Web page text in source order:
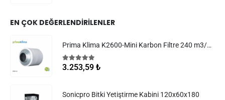
EN ÇOK DEĞERLENDIRILENLER
Prima Klima K2600-Mini Karbon Filtre 240 m3/h 100 mm
5.005 üzerinden
3.253,59 ₺
Sonicpro Bitki Yetiştirme Kabini 120x60x180